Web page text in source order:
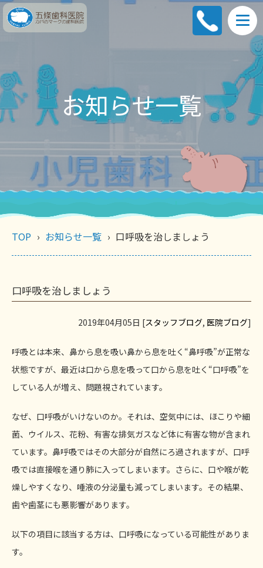
お知らせ一覧
TOP お知らせ一覧 口呼吸を治しましょう
口呼吸を治しましょう
2019年04月05日 [スタッフブログ, 医院ブログ]
呼吸とは本来、鼻から息を吸い鼻から息を吐く“鼻呼吸”が正常な
状態ですが、最近は口から息を吸って口から息を吐く“口呼吸”を
している人が増え、問題視されています。
なぜ、口呼吸がいけないのか。それは、空気中には、ほこりや細
菌、ウイルス、花粉、有害な排気ガスなど体に有害な物が含まれ
ています。鼻呼吸ではその大部分が自然にろ過されますが、口呼
吸では直接喉を通り肺に入ってしまいます。さらに、口や喉が乾
燥しやすくなり、唾液の分泌量も減ってしまいます。その結果、
歯や歯茎にも悪影響があります。
以下の項目に該当する方は、口呼吸になっている可能性がありま
す。